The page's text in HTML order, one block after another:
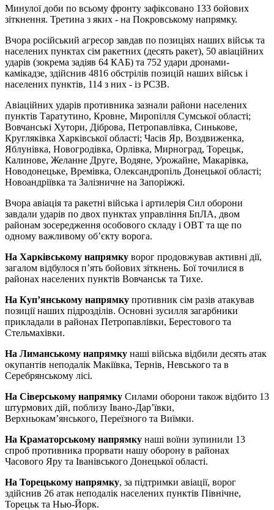
Минулої доби по всьому фронту зафіксовано 133 бойових
зіткнення. Третина з яких - на Покровському напрямку.
Вчора російський агресор завдав по позиціях наших військ та
населених пунктах сім ракетних (десять ракет), 50 авіаційних
ударів (зокрема задіяв 64 КАБ) та 752 удари дронами-
камікадзе, здійснив 4816 обстрілів позицій наших військ і
населених пунктів, 114 з них - із РСЗВ.
Авіаційних ударів противника зазнали райони населених
пунктів Таратутино, Кровне, Миропілля Сумської області;
Вовчанські Хутори, Діброва, Петропавлівка, Синькове,
Кругляківка Харківської області; Часів Яр, Воздвиженка,
Яблунівка, Новогродівка, Орлівка, Мирноград, Торецьк,
Калинове, Желанне Друге, Водяне, Урожайне, Макарівка,
Новодонецьке, Времівка, Олександропіль Донецької області;
Новоандріївка та Залізничне на Запоріжжі.
Вчора авіація та ракетні війська і артилерія Сил оборони
завдали ударів по двох пунктах управління БпЛА, двом
районам зосередження особового складу і ОВТ та ще по
одному важливому об’єкту ворога.
На Харківському напрямку ворог продовжував активні дії,
загалом відбулося п’ять бойових зіткнень. Бої точилися в
районах населених пунктів Вовчанськ та Тихе.
На Куп’янському напрямку противник сім разів атакував
позиції наших підрозділів. Основні зусилля загарбники
прикладали в районах Петропавлівки, Берестового та
Стельмахівки.
На Лиманському напрямку наші війська відбили десять атак
окупантів неподалік Макіївка, Тернів, Невського та в
Серебрянському лісі.
На Сіверському напрямку Силами оборони також відбито 13
штурмових дій, поблизу Івано-Дар’ївки,
Верхньокам’янського, Переїзного та Виїмки.
На Краматорському напрямку наші воїни зупинили 13
спроб противника прорвати нашу оборону в районах
Часового Яру та Іванівського Донецької області.
На Торецькому напрямку, за підтримки авіації, ворог
здійснив 26 атак неподалік населених пунктів Північне,
Торецьк та Нью-Йорк.